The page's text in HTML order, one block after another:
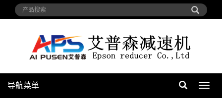
导
导航菜单